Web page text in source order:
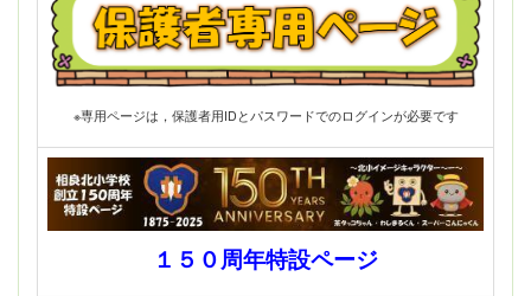
※専用ページは，保護者用IDとパスワードでのログインが必要です
１５０周年特設ページ